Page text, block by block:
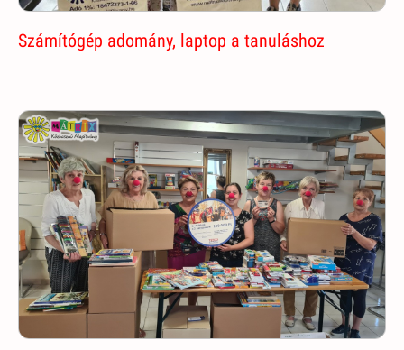
Számítógép adomány, laptop a tanuláshoz